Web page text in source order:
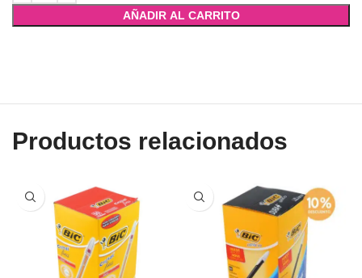
AÑADIR AL CARRITO
Productos relacionados